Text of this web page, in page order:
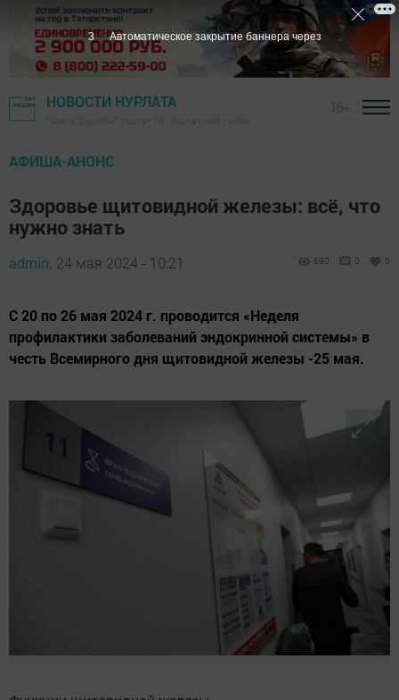
НОВОСТИ НУРЛАТА
АФИША-АНОНС
Здоровье щитовидной железы: всё, что
нужно знать
admin, 24 мая 2024 - 10:21 690 0 0
С 20 по 26 мая 2024 г. проводится «Неделя
профилактики заболеваний эндокринной системы» в
честь Всемирного дня щитовидной железы -25 мая.
1 Автоматическое закрытие баннера через